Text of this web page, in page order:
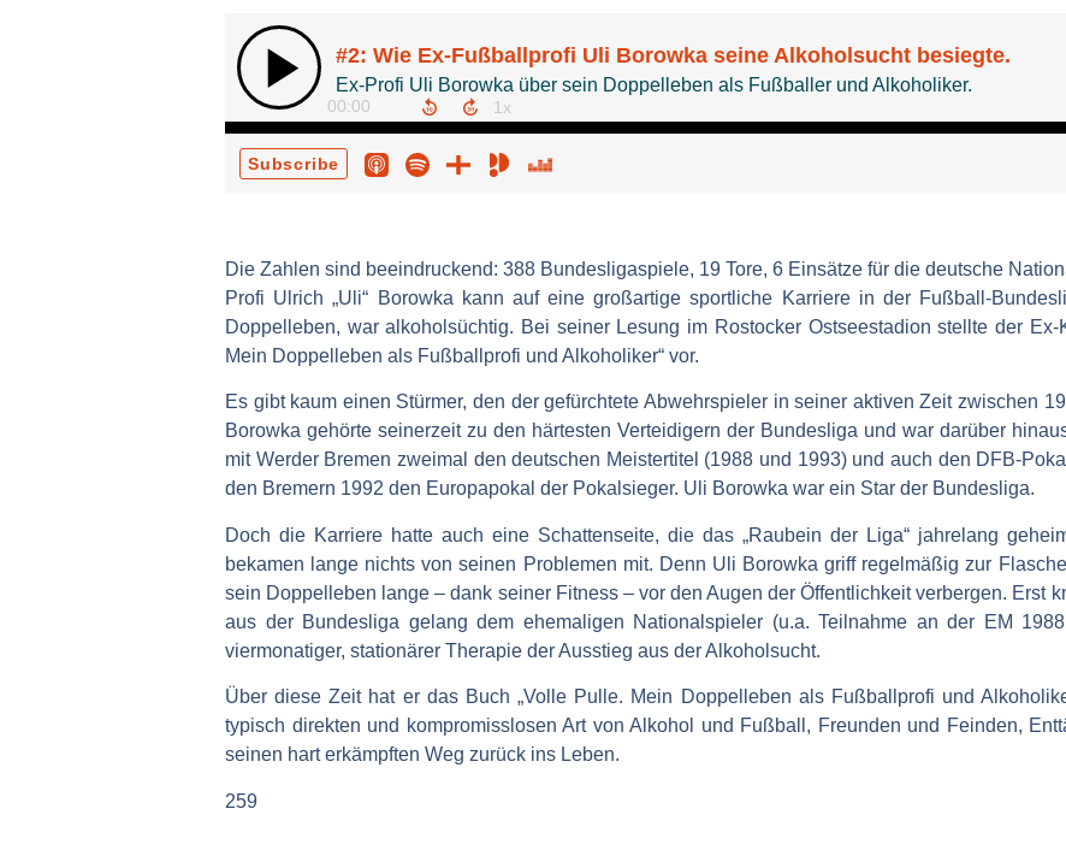
Die Zahlen sind beeindruckend: 388 Bundesligaspiele, 19 Tore, 6 Einsätze für die deutsche
Profi Ulrich „Uli“ Borowka kann auf eine großartige sportliche Karriere in der Fußball-
Doppelleben, war alkoholsüchtig. Bei seiner Lesung im Rostocker Ostseestadion stellte der
Mein Doppelleben als Fußballprofi und Alkoholiker“ vor.
Es gibt kaum einen Stürmer, den der gefürchtete Abwehrspieler in seiner aktiven Zeit zwischen
Borowka gehörte seinerzeit zu den härtesten Verteidigern der Bundesliga und war darüber
mit Werder Bremen zweimal den deutschen Meistertitel (1988 und 1993) und auch den DFB-
den Bremern 1992 den Europapokal der Pokalsieger. Uli Borowka war ein Star der Bundesliga.
Doch die Karriere hatte auch eine Schattenseite, die das „Raubein der Liga“ jahrelang
bekamen lange nichts von seinen Problemen mit. Denn Uli Borowka griff regelmäßig zur
sein Doppelleben lange – dank seiner Fitness – vor den Augen der Öffentlichkeit verbergen. Erst
aus der Bundesliga gelang dem ehemaligen Nationalspieler (u.a. Teilnahme an der EM
viermonatiger, stationärer Therapie der Ausstieg aus der Alkoholsucht.
Über diese Zeit hat er das Buch „Volle Pulle. Mein Doppelleben als Fußballprofi und
typisch direkten und kompromisslosen Art von Alkohol und Fußball, Freunden und Feinden,
seinen hart erkämpften Weg zurück ins Leben.
259